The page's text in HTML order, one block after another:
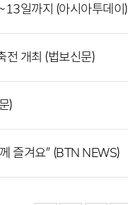
일까지 (아시아투데이)
전 개최 (법보신문)
)
즐겨요” (BTN NEWS)